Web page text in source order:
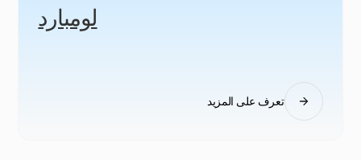
لومبارد
تعرف على المزيد